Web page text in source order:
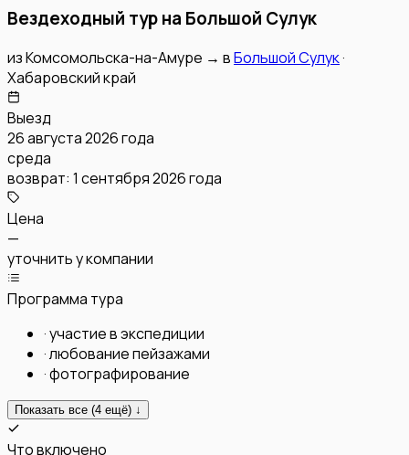
Вездеходный тур на Большой Сулук
изКомсомольска-на-Амуре → вБольшой Сулук·
Хабаровский край
Выезд
26 августа 2026 года
среда
возврат: 1 сентября 2026 года
Цена
—
уточнить у компании
Программа тура
·участие в экспедиции
·любование пейзажами
·фотографирование
Показать все (4 ещё) ↓
Что включено